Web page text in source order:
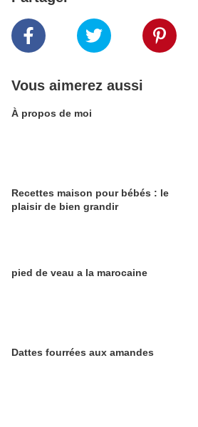
Vous aimerez aussi
À propos de moi
Recettes maison pour bébés : le
plaisir de bien grandir
pied de veau a la marocaine
Dattes fourrées aux amandes